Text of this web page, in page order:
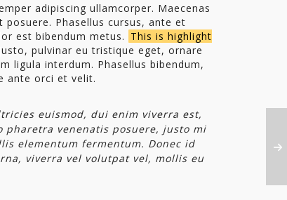
adipiscing ullamcorper. Maecenas
Phasellus cursus, ante et
est bibendum metus. This is highlight
pulvinar eu tristique eget, ornare
ligula interdum. Phasellus bibendum,
ante orci et velit.
euismod, dui enim viverra est,
venenatis posuere, justo mi
elementum fermentum. Donec id
viverra vel volutpat vel, mollis eu